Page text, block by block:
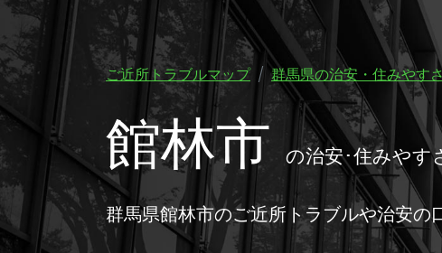
ご近所トラブルマップ 群馬県の治安・住みやす
館林市 の治安･住みやす
群馬県館林市のご近所トラブルや治安